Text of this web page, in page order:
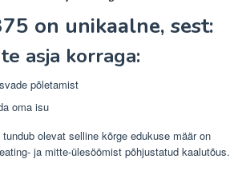
on unikaalne, sest:
asja korraga:
põletamist
oma isu
olevat selline kõrge edukuse määr on
ja mitte-ülesöömist põhjustatud kaalutõus.